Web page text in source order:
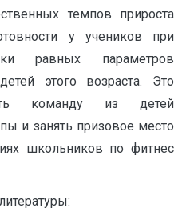
темпов прироста
у учеников при
равных параметров
этого возраста. Это
команду из детей
и занять призовое место
школьников по фитнес